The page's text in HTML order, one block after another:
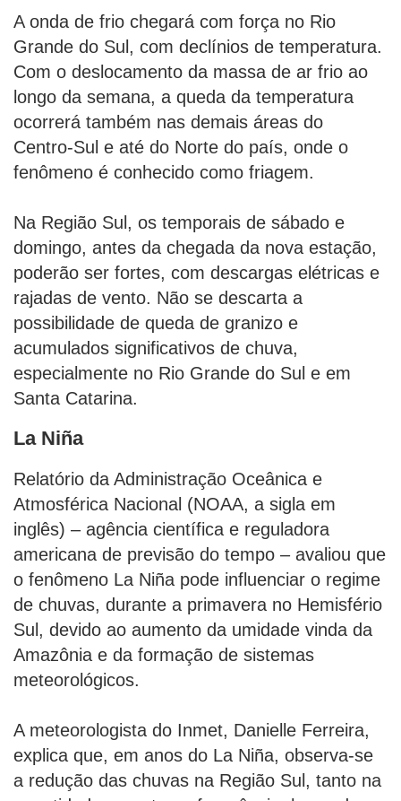
A onda de frio chegará com força no Rio
Grande do Sul, com declínios de temperatura.
Com o deslocamento da massa de ar frio ao
longo da semana, a queda da temperatura
ocorrerá também nas demais áreas do
Centro-Sul e até do Norte do país, onde o
fenômeno é conhecido como friagem.
Na Região Sul, os temporais de sábado e
domingo, antes da chegada da nova estação,
poderão ser fortes, com descargas elétricas e
rajadas de vento. Não se descarta a
possibilidade de queda de granizo e
acumulados significativos de chuva,
especialmente no Rio Grande do Sul e em
Santa Catarina.
La Niña
Relatório da Administração Oceânica e
Atmosférica Nacional (NOAA, a sigla em
inglês) – agência científica e reguladora
americana de previsão do tempo – avaliou que
o fenômeno La Niña pode influenciar o regime
de chuvas, durante a primavera no Hemisfério
Sul, devido ao aumento da umidade vinda da
Amazônia e da formação de sistemas
meteorológicos.
A meteorologista do Inmet, Danielle Ferreira,
explica que, em anos do La Niña, observa-se
a redução das chuvas na Região Sul, tanto na